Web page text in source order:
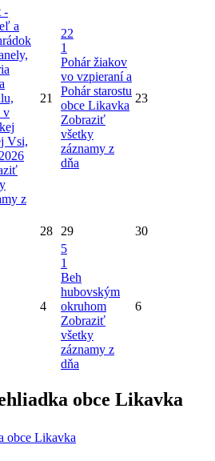
-
a
v
Vsi,
z
21
22
1
Pohár žiakov
vo vzpieraní a
Pohár starostu
obce Likavka
Zobraziť
všetky
záznamy z
dňa
23
28 29 30
4
5
1
Beh
hubovským
okruhom
Zobraziť
všetky
záznamy z
dňa
6
obce Likavka